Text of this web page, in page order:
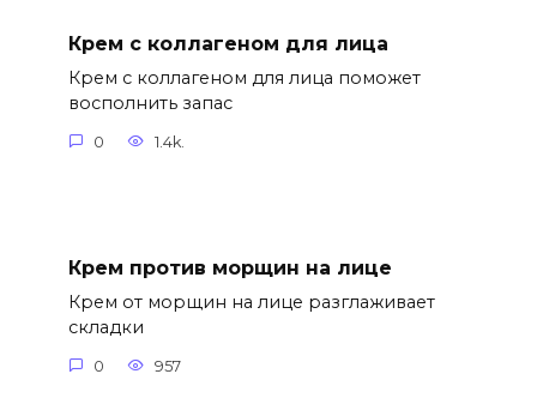
Крем с коллагеном для лица
Крем с коллагеном для лица поможет
восполнить запас
0 1.4k.
Крем против морщин на лице
Крем от морщин на лице разглаживает
складки
0 957